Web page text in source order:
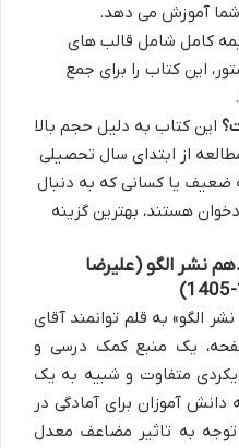
شما آموزش می دهد.
کامل شامل قالب های
این کتاب را برای جمع
این کتاب به دلیل حجم بالا
از ابتدای سال تحصیلی
ضعیف یا کسانی که به دنبال
هستند، بهترین گزینه
نشر الگو (علیرضا
الگو» به قلم توانمند آقای
عبدالمحمدی در ۴۱۶ صفحه، یک منبع کمک درسی و
متفاوت و شبیه به یک
آموزان برای آمادگی در
به تاثیر مضاعف معدل